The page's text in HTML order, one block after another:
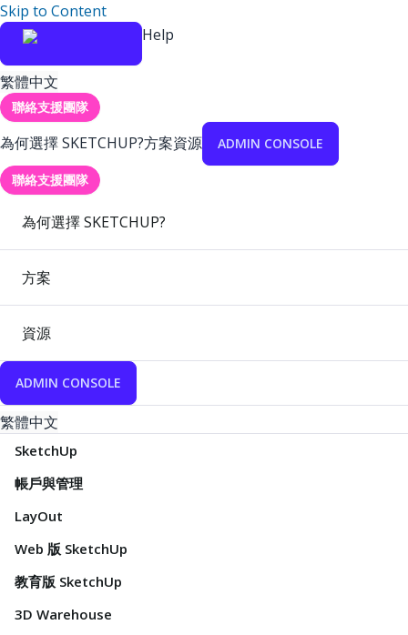
Skip to Content
Help
繁體中文
聯絡支援團隊
為何選擇 SKETCHUP?方案資源 ADMIN CONSOLE
聯絡支援團隊
為何選擇 SKETCHUP?
方案
資源
ADMIN CONSOLE
繁體中文
SketchUp
帳戶與管理
LayOut
Web 版 SketchUp
教育版 SketchUp
3D Warehouse